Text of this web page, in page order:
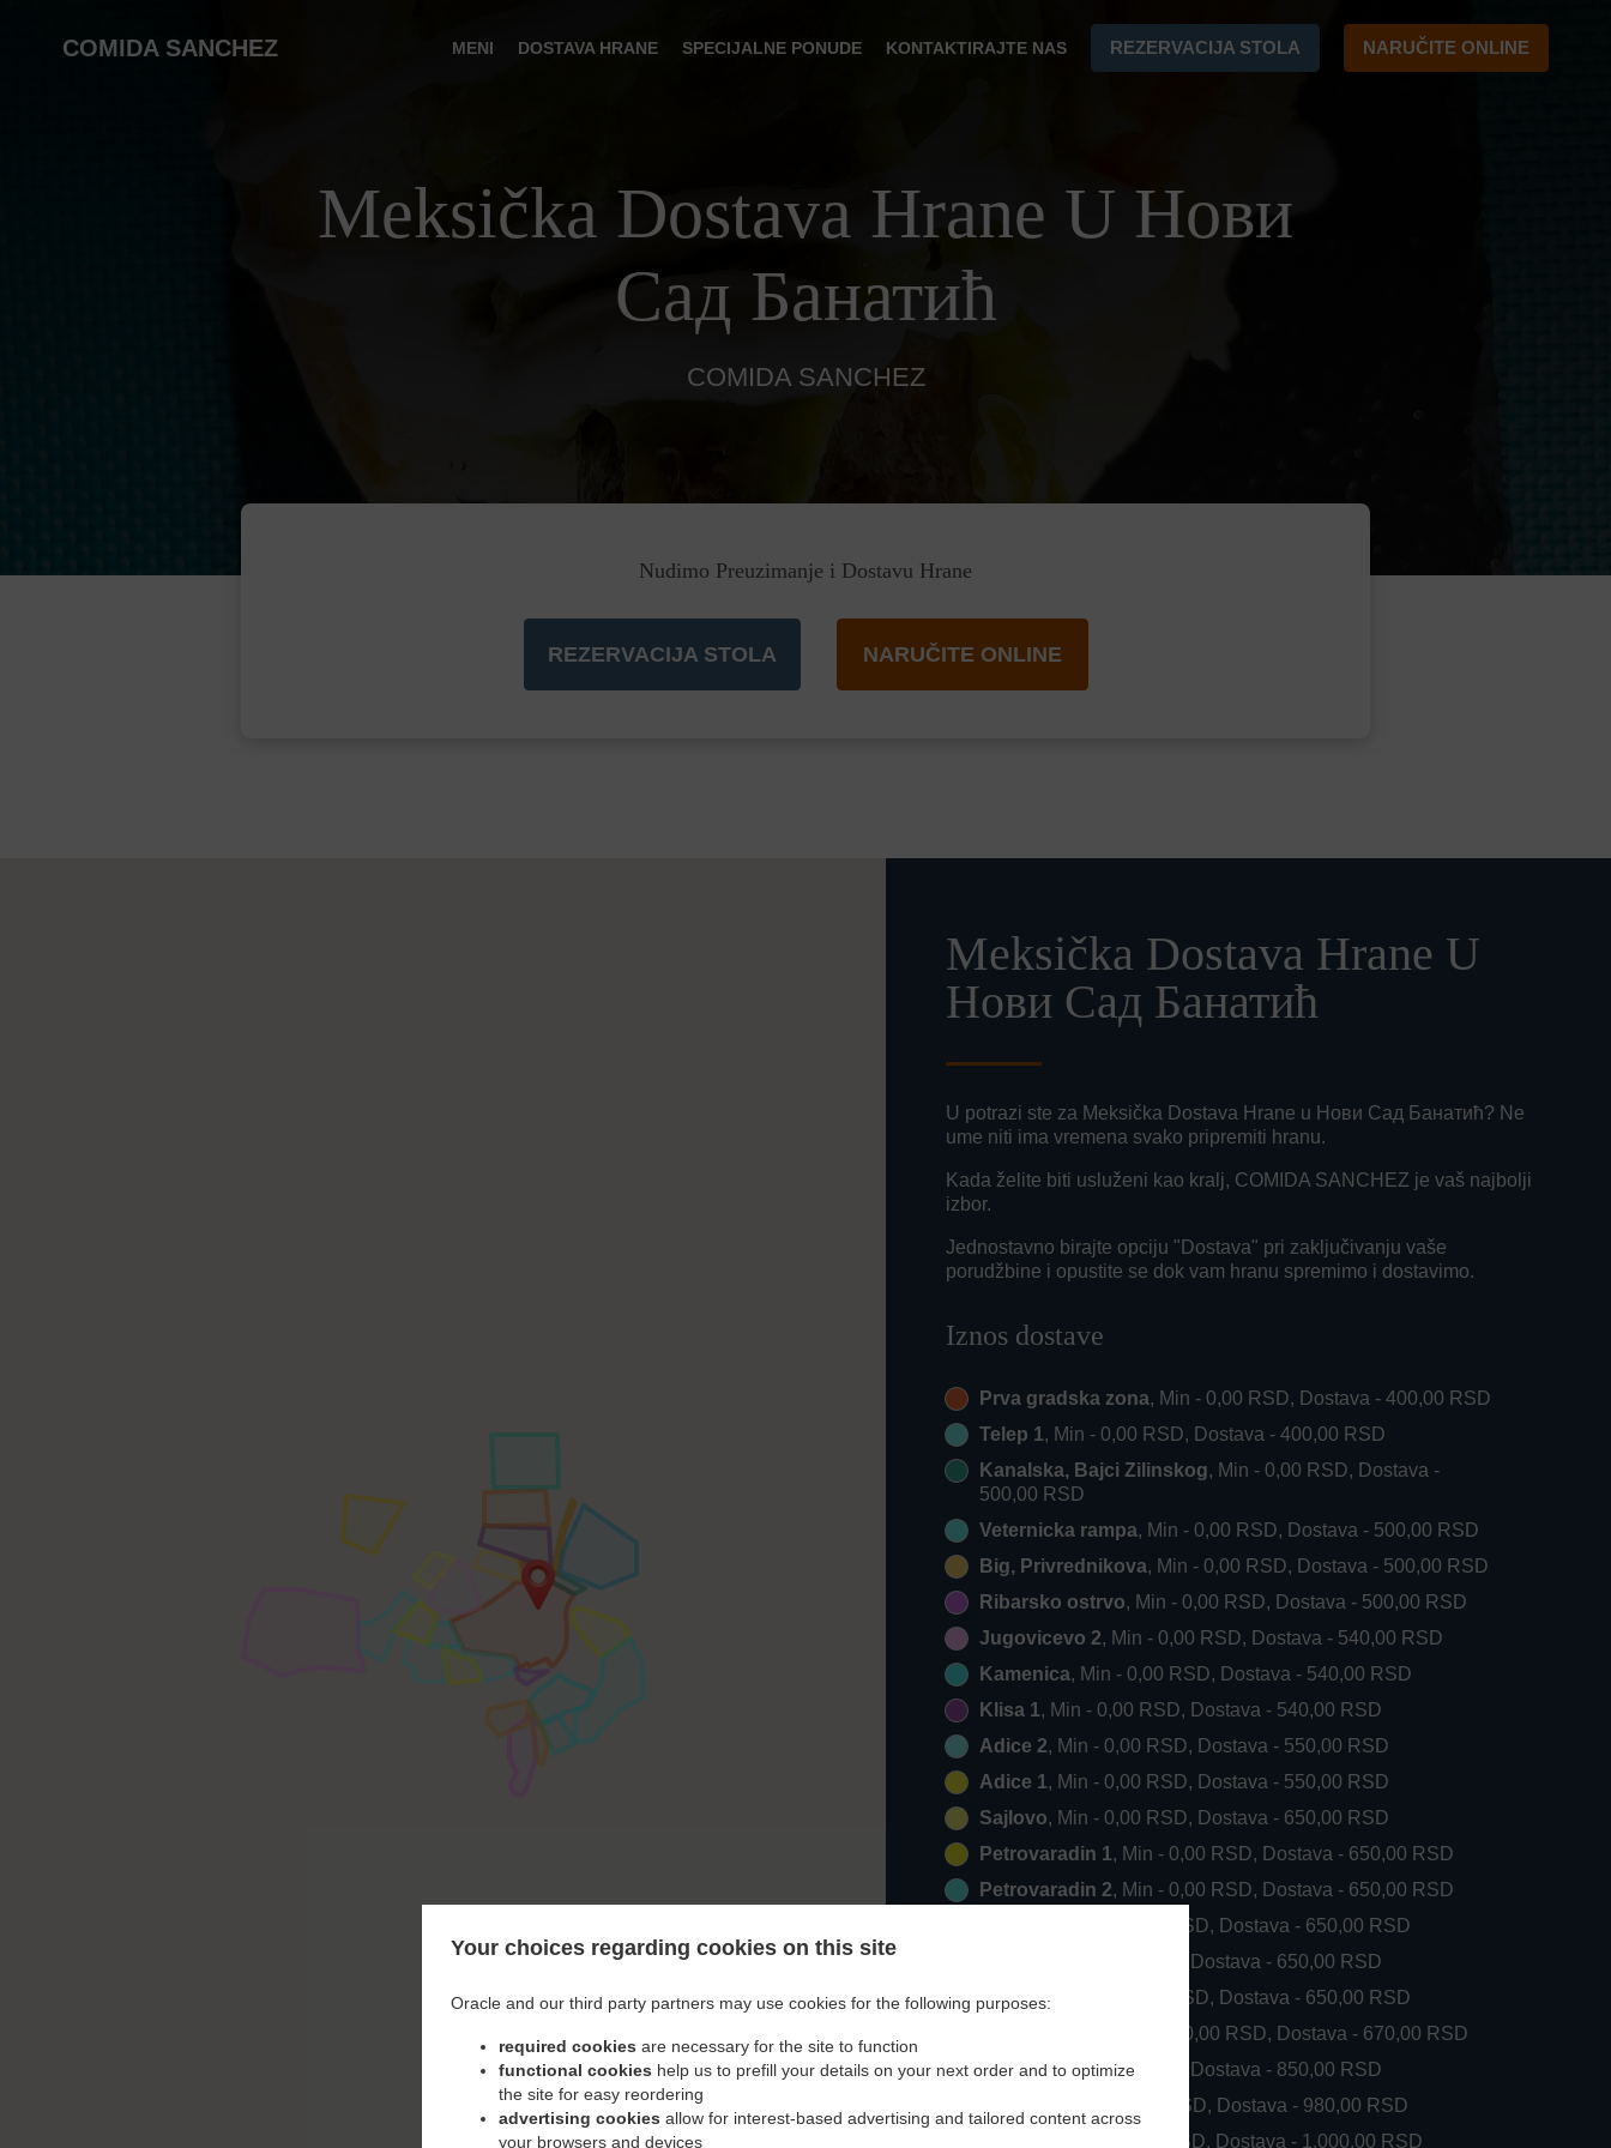
Your choices regarding cookies on this site
Oracle and our third party partners may use cookies for the following purposes:
required cookies are necessary for the site to function
functional cookies help us to prefill your details on your next order and to optimize
the site for easy reordering
advertising cookies allow for interest-based advertising and tailored content across
your browsers and devices
COMIDA SANCHEZ MENI DOSTAVA HRANE SPECIJALNE PONUDE KONTAKTIRAJTE NAS REZERVACIJA STOLA NARUČITE ONLINE
Meksička Dostava Hrane U Нови
Сад Банатић
COMIDA SANCHEZ
Nudimo Preuzimanje i Dostavu Hrane
REZERVACIJA STOLA NARUČITE ONLINE
Meksička Dostava Hrane U
Нови Сад Банатић
U potrazi ste za Meksička Dostava Hrane u Нови Сад Банатић? Ne
ume niti ima vremena svako pripremiti hranu.
Kada želite biti usluženi kao kralj, COMIDA SANCHEZ je vaš najbolji
izbor.
Jednostavno birajte opciju "Dostava" pri zaključivanju vaše
porudžbine i opustite se dok vam hranu spremimo i dostavimo.
Iznos dostave
Prva gradska zona, Min - 0,00 RSD, Dostava - 400,00 RSD
Telep 1, Min - 0,00 RSD, Dostava - 400,00 RSD
Kanalska, Bajci Zilinskog, Min - 0,00 RSD, Dostava -
500,00 RSD
Veternicka rampa, Min - 0,00 RSD, Dostava - 500,00 RSD
Big, Privrednikova, Min - 0,00 RSD, Dostava - 500,00 RSD
Ribarsko ostrvo, Min - 0,00 RSD, Dostava - 500,00 RSD
Jugovicevo 2, Min - 0,00 RSD, Dostava - 540,00 RSD
Kamenica, Min - 0,00 RSD, Dostava - 540,00 RSD
Klisa 1, Min - 0,00 RSD, Dostava - 540,00 RSD
Adice 2, Min - 0,00 RSD, Dostava - 550,00 RSD
Adice 1, Min - 0,00 RSD, Dostava - 550,00 RSD
Sajlovo, Min - 0,00 RSD, Dostava - 650,00 RSD
Petrovaradin 1, Min - 0,00 RSD, Dostava - 650,00 RSD
Petrovaradin 2, Min - 0,00 RSD, Dostava - 650,00 RSD
, Min - 0,00 RSD, Dostava - 650,00 RSD
, Min - 0,00 RSD, Dostava - 650,00 RSD
Veternik 1
, Min - 0,00 RSD, Dostava - 650,00 RSD
, Min - 0,00 RSD, Dostava - 670,00 RSD
Klisa 3, Min - 0,00 RSD, Dostava - 850,00 RSD
, Min - 0,00 RSD, Dostava - 980,00 RSD
, Min - 0,00 RSD, Dostava - 1.000,00 RSD